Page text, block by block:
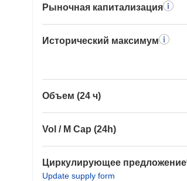
Рыночная капитализация
Исторический максимум
Объем (24 ч)
Vol / M Cap (24h)
Циркулирующее предложение
Update supply form